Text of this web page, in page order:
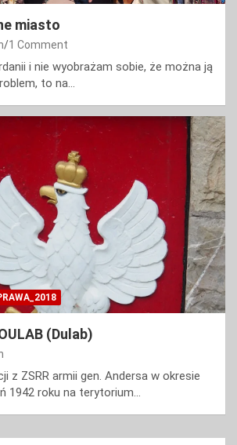
miasto
1 Comment
i nie wyobrażam sobie, że można ją
to na…
(Dulab)
z ZSRR armii gen. Andersa w okresie
1942 roku na terytorium…